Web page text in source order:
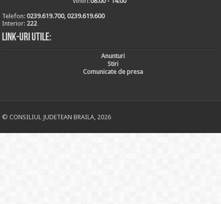
Telefon:0239.619.700, 0239.619.600
Interior: 222
Link-uri utile:
Anunturi
Stiri
Comunicate de presa
© CONSILIUL JUDETEAN BRAILA, 2026